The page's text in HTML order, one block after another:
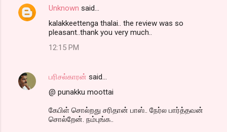
Unknown said…
kalakkeettenga thalai.. the review was so
pleasant..thank you very much..
12:15 PM
பரிசல்காரன் said…
@ punakku moottai
கேபிள் சொல்றது சரிதான் பாஸ்.. நேர்ல பார்த்தவன்
சொல்றேன். நம்புங்க..